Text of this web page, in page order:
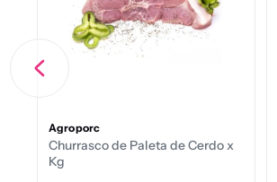
Agroporc
Churrasco de Paleta de Cerdo x
Kg